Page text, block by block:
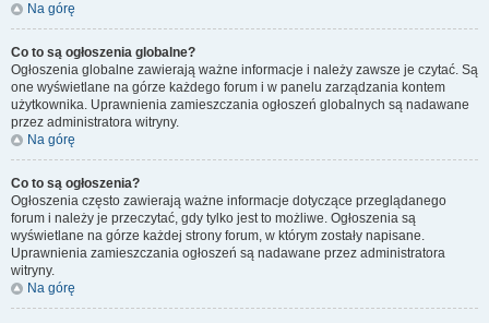
Na górę
Co to są ogłoszenia globalne?
Ogłoszenia globalne zawierają ważne informacje i należy zawsze je czytać. Są
one wyświetlane na górze każdego forum i w panelu zarządzania kontem
użytkownika. Uprawnienia zamieszczania ogłoszeń globalnych są nadawane
przez administratora witryny.
Na górę
Co to są ogłoszenia?
Ogłoszenia często zawierają ważne informacje dotyczące przeglądanego
forum i należy je przeczytać, gdy tylko jest to możliwe. Ogłoszenia są
wyświetlane na górze każdej strony forum, w którym zostały napisane.
Uprawnienia zamieszczania ogłoszeń są nadawane przez administratora
witryny.
Na górę